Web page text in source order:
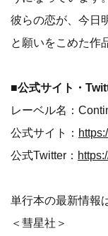
彼らの恋が、今日
と願いをこめた作
■公式サイト・
レーベル名：
公式サイト：
公式Twitter：
単行本の最新情報
＜彗星社＞